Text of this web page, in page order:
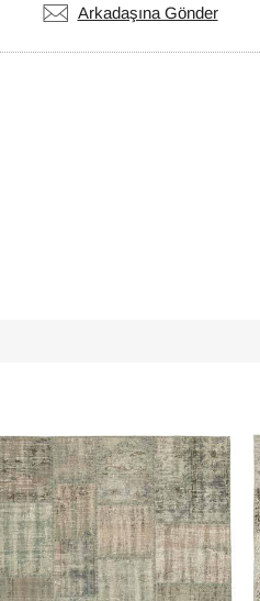
Arkadaşına Gönder